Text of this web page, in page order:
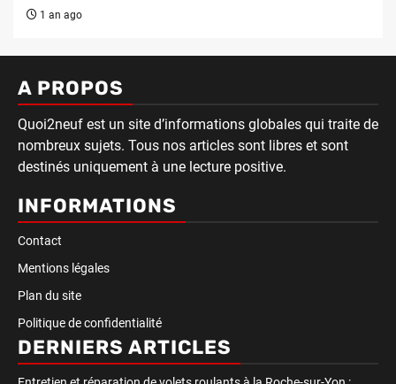
1 an ago
A PROPOS
Quoi2neuf est un site d’informations globales qui traite de
nombreux sujets. Tous nos articles sont libres et sont
destinés uniquement à une lecture positive.
INFORMATIONS
Contact
Mentions légales
Plan du site
Politique de confidentialité
DERNIERS ARTICLES